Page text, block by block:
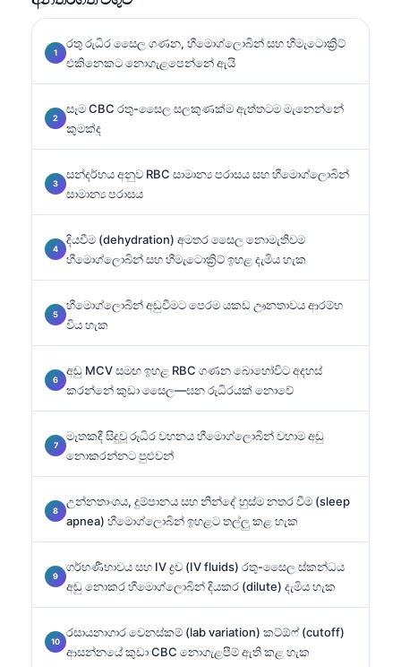
රතු රුධිර සෛල ගණන, හීමොග්ලොබින් සහ හීමැටොක්‍රිට්
එකිනෙකට නොගැළපෙන්නේ ඇයි
සෑම CBC රතු-සෛල සලකුණක්ම ඇත්තටම මැනෙන්නේ
කුමක්ද
සන්දර්භය අනුව RBC සාමාන්‍ය පරාසය සහ හීමොග්ලොබින්
සාමාන්‍ය පරාසය
දියවීම (dehydration) අමතර සෛල නොමැතිවම
හීමොග්ලොබින් සහ හීමැටොක්‍රිට් ඉහළ දැමිය හැක
හීමොග්ලොබින් අඩුවීමට පෙරම යකඩ ඌනතාවය ආරම්භ
විය හැක
අඩු MCV සමඟ ඉහළ RBC ගණන බොහෝවිට අදහස්
කරන්නේ කුඩා සෛල—ඝන රුධිරයක් නොවේ
මෑතකදී සිදුවූ රුධිර වහනය හීමොග්ලොබින් වහාම අඩු
නොකරන්නට පුළුවන්
උන්නතාංශය, දුම්පානය සහ නින්දේ හුස්ම නතර වීම (sleep
apnea) හීමොග්ලොබින් ඉහළට තල්ලු කළ හැක
ගර්භණීභාවය සහ IV ද්‍රව (IV fluids) රතු-සෛල ස්කන්ධය
අඩු නොකර හීමොග්ලොබින් දියකර (dilute) දැමිය හැක
රසායනාගාර වෙනස්කම් (lab variation) කට්ඕෆ් (cutoff)
ආසන්නයේ කුඩා CBC නොගැළපීම් ඇති කළ හැක